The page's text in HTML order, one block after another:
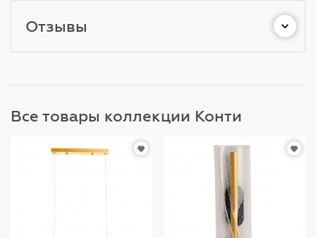
Отзывы
Все товары коллекции Конти